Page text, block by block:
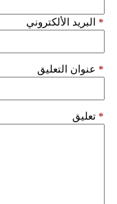
البريد الألكتروني *
عنوان التعليق *
تعليق *